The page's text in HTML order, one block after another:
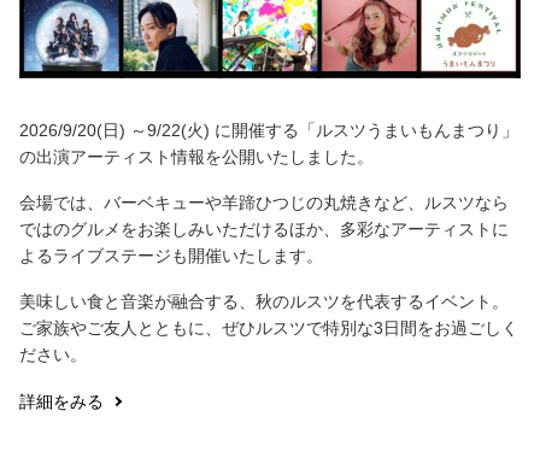
2026/9/20(日) ～9/22(火) に開催する「ルスツうまいもんまつり」
の出演アーティスト情報を公開いたしました。
会場では、バーベキューや羊蹄ひつじの丸焼きなど、ルスツなら
ではのグルメをお楽しみいただけるほか、多彩なアーティストに
よるライブステージも開催いたします。
美味しい食と音楽が融合する、秋のルスツを代表するイベント。
ご家族やご友人とともに、ぜひルスツで特別な3日間をお過ごしく
ださい。
詳細をみる